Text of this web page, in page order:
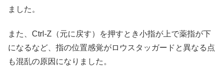
ました。
また、Ctrl-Z（元に戻す）を押すとき小指が上で薬指が下
になるなど、指の位置感覚がロウスタッガードと異なる点
も混乱の原因になりました。